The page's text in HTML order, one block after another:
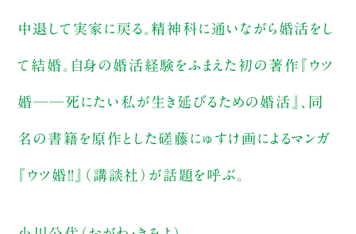
中退して実家に戻る。精神科に通いながら婚活をし
て結婚。自身の婚活経験をふまえた初の著作『ウツ
婚──死にたい私が生き延びるための婚活』、同
名の書籍を原作とした磋藤にゅすけ画によるマンガ
『ウツ婚！！』（講談社）が話題を呼ぶ。